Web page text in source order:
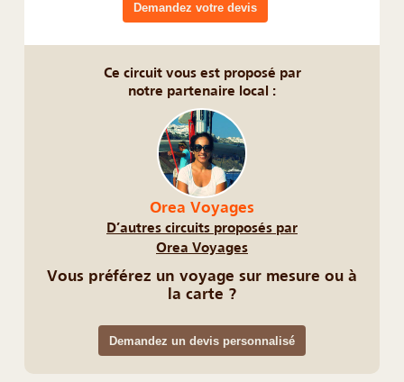
Demandez votre devis
Ce circuit vous est proposé par
notre partenaire local :
Orea Voyages
D’autres circuits proposés par
Orea Voyages
Vous préférez un voyage sur mesure ou à
la carte ?
Demandez un devis personnalisé